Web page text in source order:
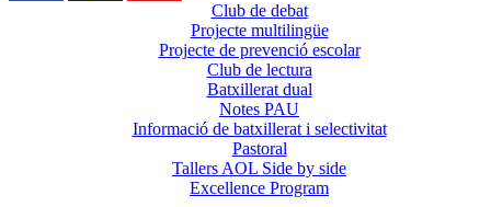
Club de debat
Projecte multilingüe
Projecte de prevenció escolar
Club de lectura
Batxillerat dual
Notes PAU
Informació de batxillerat i selectivitat
Pastoral
Tallers AOL Side by side
Excellence Program